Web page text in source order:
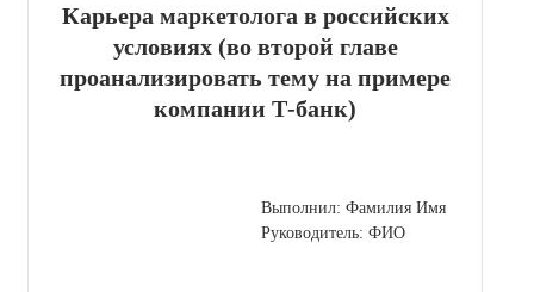
Карьера маркетолога в российских
условиях (во второй главе
проанализировать тему на примере
компании Т-банк)
Выполнил: Фамилия Имя
Руководитель: ФИО